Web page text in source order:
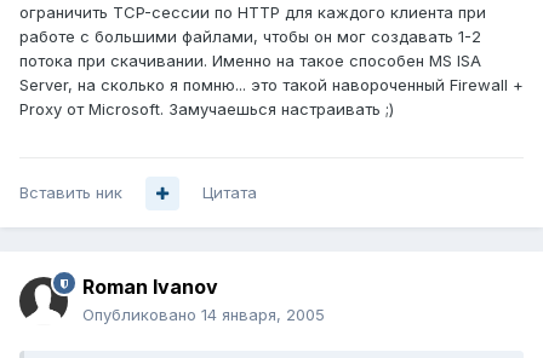
ограничить TCP-сессии по HTTP для каждого клиента при
работе с большими файлами, чтобы он мог создавать 1-2
потока при скачивании. Именно на такое способен MS ISA
Server, на сколько я помню... это такой навороченный Firewall +
Proxy от Microsoft. Замучаешься настраивать ;)
Вставить ник Цитата
Roman Ivanov
Опубликовано 14 января, 2005